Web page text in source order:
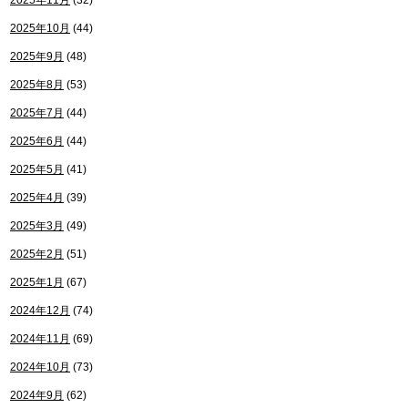
2025年10月 (44)
2025年9月 (48)
2025年8月 (53)
2025年7月 (44)
2025年6月 (44)
2025年5月 (41)
2025年4月 (39)
2025年3月 (49)
2025年2月 (51)
2025年1月 (67)
2024年12月 (74)
2024年11月 (69)
2024年10月 (73)
2024年9月 (62)